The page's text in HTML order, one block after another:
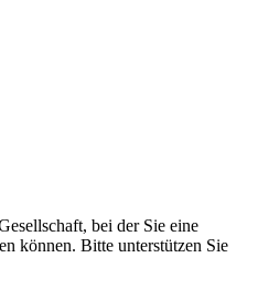
bei der Sie eine
können. Bitte unterstützen Sie